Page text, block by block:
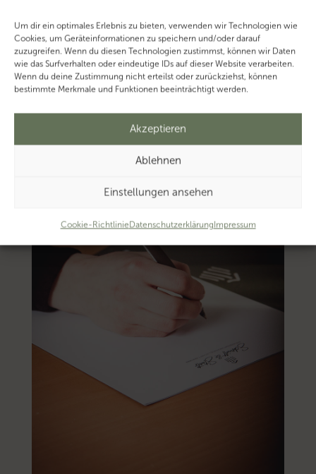
Um dir ein optimales Erlebnis zu bieten, verwenden wir Technologien wie
Cookies, um Geräteinformationen zu speichern und/oder darauf
zuzugreifen. Wenn du diesen Technologien zustimmst, können wir Daten
wie das Surfverhalten oder eindeutige IDs auf dieser Website verarbeiten.
Wenn du deine Zustimmung nicht erteilst oder zurückziehst, können
bestimmte Merkmale und Funktionen beeinträchtigt werden.
Akzeptieren
Ablehnen
Einstellungen ansehen
Cookie-RichtlinieDatenschutzerklärungImpressum